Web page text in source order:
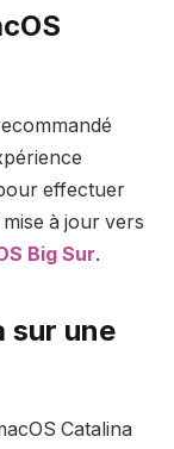
effectuer
à jour vers
Big Sur.
sur une
Catalina